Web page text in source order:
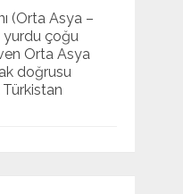
(Orta Asya –
yurdu çoğu
Orta Asya
doğrusu
Türkistan